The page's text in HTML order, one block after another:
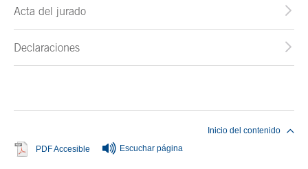
Acta del jurado
Declaraciones
PDF Accesible Se abre en ventana nueva
Escuchar página
Inicio del contenido